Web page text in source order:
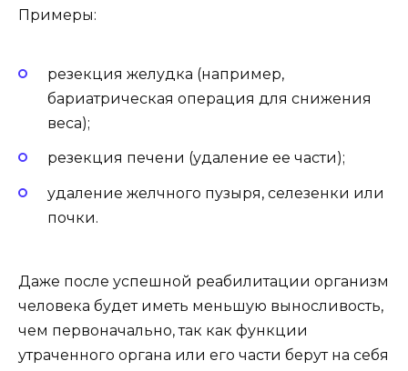
Примеры:
резекция желудка (например,
бариатрическая операция для снижения
веса);
резекция печени (удаление ее части);
удаление желчного пузыря, селезенки или
почки.
Даже после успешной реабилитации организм
человека будет иметь меньшую выносливость,
чем первоначально, так как функции
утраченного органа или его части берут на себя